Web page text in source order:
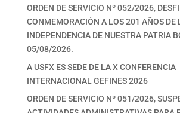
ORDEN DE SERVICIO Nº 052/2026,
CONMEMORACIÓN A LOS 201 AÑOS DE
INDEPENDENCIA DE NUESTRA PATRIA
05/08/2026.
A USFX ES SEDE DE LA X CONFERENCIA
INTERNACIONAL GEFINES 2026
ORDEN DE SERVICIO Nº 051/2026,